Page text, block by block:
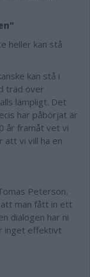
heller kan stå
kan stå i
träd över
lämpligt. Det
har påbörjat är
år framåt vet vi
att vi vill ha en
Peterson.
man fått in ett
dialogen har ni
inget effektivt